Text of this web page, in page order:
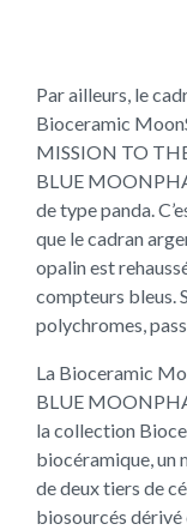
Par ailleurs, le
Bioceramic
MISSION TO
BLUE
de type panda.
que le cadran
opalin est
compteurs bleus.
polychromes,
La Bioceramic
BLUE
la collection
biocéramique, un
de deux tiers de
biosourcés dérivé